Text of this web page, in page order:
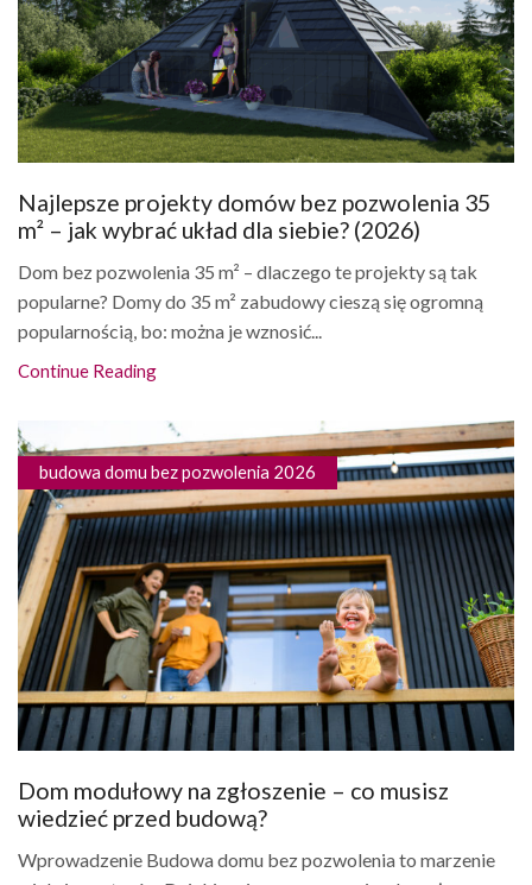
Najlepsze projekty domów bez pozwolenia 35
m² – jak wybrać układ dla siebie? (2026)
Dom bez pozwolenia 35 m² – dlaczego te projekty są tak
popularne? Domy do 35 m² zabudowy cieszą się ogromną
popularnością, bo: można je wznosić...
Continue Reading
budowa domu bez pozwolenia 2026
Dom modułowy na zgłoszenie – co musisz
wiedzieć przed budową?
Wprowadzenie Budowa domu bez pozwolenia to marzenie